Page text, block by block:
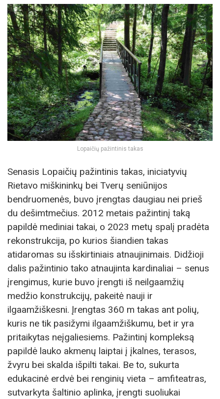
Lopaičių pažintinis takas
Senasis Lopaičių pažintinis takas, iniciatyvių
Rietavo miškininkų bei Tverų seniūnijos
bendruomenės, buvo įrengtas daugiau nei prieš
du dešimtmečius. 2012 metais pažintinį taką
papildė mediniai takai, o 2023 metų spalį pradėta
rekonstrukcija, po kurios šiandien takas
atidaromas su išskirtiniais atnaujinimais. Didžioji
dalis pažintinio tako atnaujinta kardinaliai – senus
įrengimus, kurie buvo įrengti iš neilgaamžių
medžio konstrukcijų, pakeitė nauji ir
ilgaamžiškesni. Įrengtas 360 m takas ant polių,
kuris ne tik pasižymi ilgaamžiškumu, bet ir yra
pritaikytas neįgaliesiems. Pažintinį kompleksą
papildė lauko akmenų laiptai į įkalnes, terasos,
žvyru bei skalda išpilti takai. Be to, sukurta
edukacinė erdvė bei renginių vieta – amfiteatras,
sutvarkyta šaltinio aplinka, įrengti suoliukai